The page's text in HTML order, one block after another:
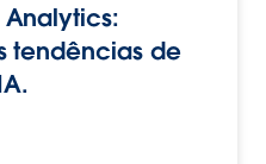
tendências de